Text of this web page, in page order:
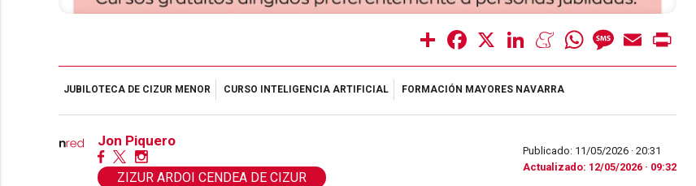
Share Facebook LinkedInMeneameWhatsAppMessage
Email
JUBILOTECA DE CIZUR MENOR CURSO INTELIGENCIA ARTIFICIAL FORMACIÓN MAYORES NAVARRA
Jon Piquero
ZIZUR ARDOI CENDEA DE CIZUR
Publicado: 11/05/2026 · 20:31
Actualizado: 12/05/2026 · 09:32